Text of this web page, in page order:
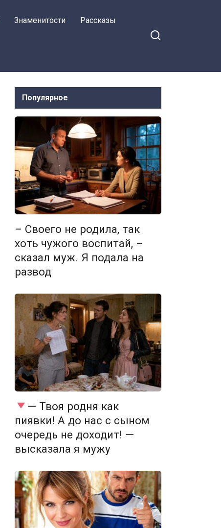
Знаменитости Рассказы
Популярное
– Своего не родила, так
хоть чужого воспитай, –
сказал муж. Я подала на
развод
— Твоя родня как
пиявки! А до нас с сыном
очередь не доходит! —
высказала я мужу